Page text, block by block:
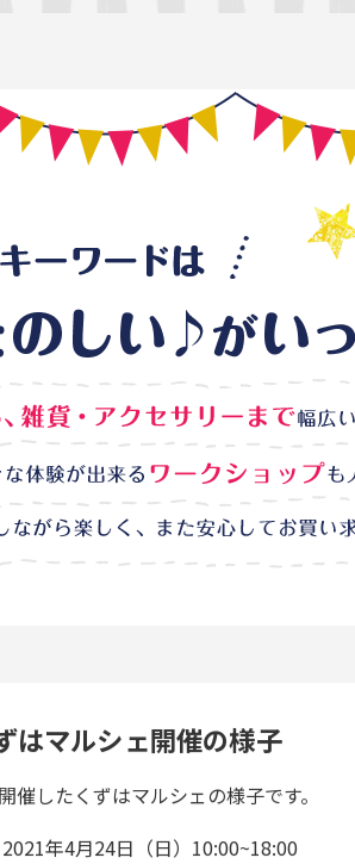
はマルシェ開催の様子
催したくずはマルシェの様子です。
年4月24日（日）10:00~18:00